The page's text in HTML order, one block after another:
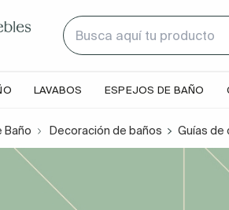
LAVABOS ESPEJOS DE BAÑO
Baño Decoración de baños Guías de